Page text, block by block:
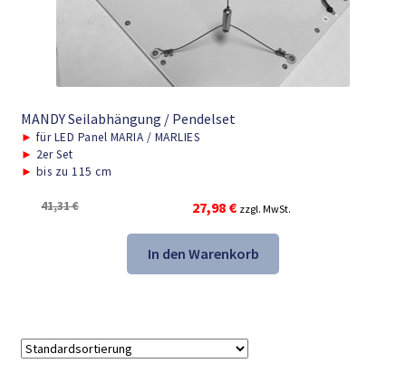
MANDY Seilabhängung / Pendelset
► für LED Panel MARIA / MARLIES
► 2er Set
► bis zu 115 cm
41,31€
Ursprünglicher
Preis
war:
41,31 €
27,98 €Aktueller
Preis
ist:
27,98 €.
zzgl. MwSt.
In den Warenkorb